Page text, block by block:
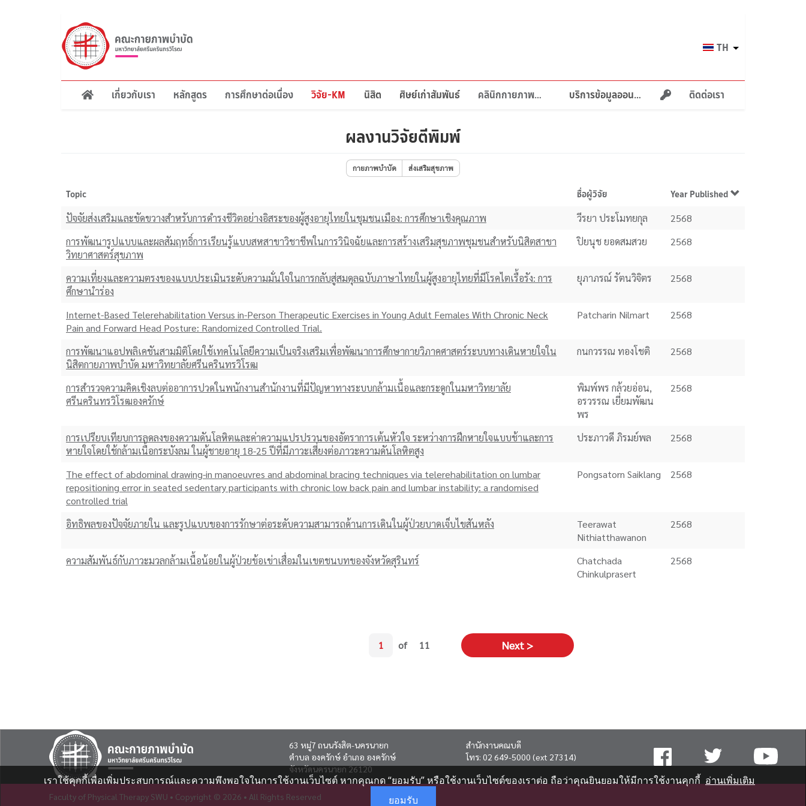
Select
your TH
เกี่ยวกับเรา หลักสูตร การศึกษาต่อเนื่อง วิจัย-KM นิสิต ศิษย์เก่าสัมพันธ์ คลินิกกายภาพบำบัด บริการข้อมูลออนไลน์ ติดต่อเรา
ผลงานวิจัยตีพิมพ์
กายภาพบำบัด ส่งเสริมสุขภาพ
Topic ชื่อผู้วิจัย Year Published
ปัจจัยส่งเสริมและขัดขวางสําหรับการดํารงชีวิตอย่างอิสระของผู้สูงอายุไทยในชุมชนเมือง: การศึกษาเชิงคุณภาพ วีรยา ประโมทยกุล
2568
การพัฒนารูปแบบและผลสัมฤทธิ์การเรียนรู้แบบสหสาขาวิชาชีพในการวินิจฉัยและการสร้างเสริมสุขภาพชุมชนสําหรับนิสิตสาขา
วิทยาศาสตร์สุขภาพ
ปิยนุช ยอดสมสวย 2568
ความเที่ยงและความตรงของแบบประเมินระดับความมั่นใจในการกลับสู่สมดุลฉบับภาษาไทยในผู้สูงอายุไทยที่มีโรคไตเรื้อรัง: การ
ศึกษานําร่อง
ยุภาภรณ์ รัตนวิจิตร 2568
Internet-Based Telerehabilitation Versus in-Person Therapeutic Exercises in Young Adult Females With Chronic Neck
Pain and Forward Head Posture: Randomized Controlled Trial.
Patcharin Nilmart 2568
การพัฒนาแอปพลิเคชันสามมิติโดยใช้เทคโนโลยีความเป็นจริงเสริมเพื่อพัฒนาการศึกษากายวิภาคศาสตร์ระบบทางเดินหายใจใน
นิสิตกายภาพบำบัด มหาวิทยาลัยศรีนครินทรวิโรฒ
กนกวรรณ ทองโชติ 2568
การสำรวจความคิดเชิงลบต่ออาการปวดในพนักงานสำนักงานที่มีปัญหาทางระบบกล้ามเนื้อและกระดูกในมหาวิทยาลัย
ศรีนครินทรวิโรฒองครักษ์
พิมพ์พร กล้วยอ่อน,
อรวรรณ เยี่ยมพัฒน
พร
2568
การเปรียบเทียบการลดลงของความดันโลหิตและค่าความแปรปรวนของอัตราการเต้นหัวใจ ระหว่างการฝึกหายใจแบบช้าและการ
หายใจโดยใช้กล้ามเนื้อกระบังลม ในผู้ชายอายุ 18-25 ปีที่มีภาวะเสี่ยงต่อภาวะความดันโลหิตสูง
ประภาวดี ภิรมย์พล 2568
The effect of abdominal drawing-in manoeuvres and abdominal bracing techniques via telerehabilitation on lumbar
repositioning error in seated sedentary participants with chronic low back pain and lumbar instability: a randomised
controlled trial
Pongsatorn Saiklang 2568
อิทธิพลของปัจจัยภายใน และรูปแบบของการรักษาต่อระดับความสามารถด้านการเดินในผู้ป่วยบาดเจ็บไขสันหลัง
Teerawat
Nithiatthawanon
2568
ความสัมพันธ์กับภาวะมวลกล้ามเนื้อน้อยในผู้ป่วยข้อเข่าเสื่อมในเขตชนบทของจังหวัดสุรินทร์
Chatchada
Chinkulprasert
2568
Next
Next >
1 of 11
63 หมู่7 ถนนรังสิต-นครนายก
ตำบล องครักษ์ อำเภอ องครักษ์
จังหวัดนครนายก 26120
สำนักงานคณบดี
โทร: 02 649-5000 (ext 27314)
Faculty of Physical Therapy SWU • Copyright © 2026 • All Rights Reserved
เราใช้คุกกี้เพื่อเพิ่มประสบการณ์และความพึงพอใจในการใช้งานเว็บไซต์ หากคุณกด “ยอมรับ” หรือใช้งานเว็บไซต์ของเราต่อ ถือว่าคุณยินยอมให้มีการใช้งานคุกกี้ อ่านเพิ่มเติม
ยอมรับ